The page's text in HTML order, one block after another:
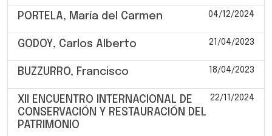
PORTELA, María del Carmen 04/12/2024
GODOY, Carlos Alberto 21/04/2023
BUZZURRO, Francisco 18/04/2023
XII ENCUENTRO INTERNACIONAL DE
CONSERVACIÓN Y RESTAURACIÓN DEL
PATRIMONIO
22/11/2024